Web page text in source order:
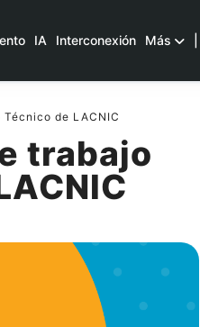
IA Interconexión Más
de LACNIC
trabajo